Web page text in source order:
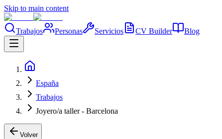
Skip to main content
Trabajos Personas Servicios CV Builder Blog
España
Trabajos
Joyero/a taller - Barcelona
Volver